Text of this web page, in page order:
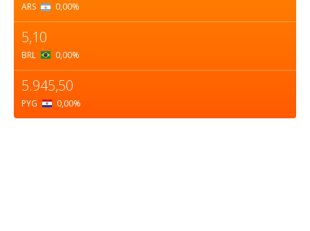
ARS 0,00%
5,10
BRL 0,00%
5.945,50
PYG 0,00%